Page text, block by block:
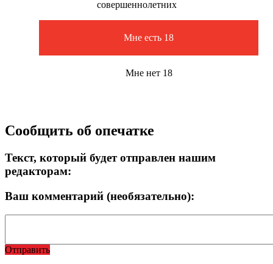
совершеннолетних
Мне есть 18
Мне нет 18
Сообщить об опечатке
Текст, который будет отправлен нашим
редакторам:
Ваш комментарий (необязательно):
Отправить